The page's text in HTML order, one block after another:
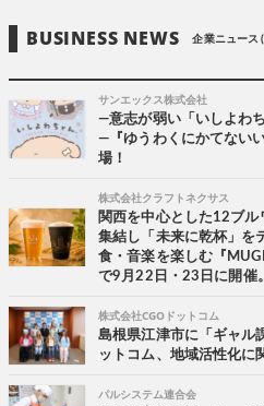
BUSINESS NEWS 企業ニュース
サンエックス株式会社
―意志が弱い「いしよわ
―『ゆうわくにかてない
場！
株式会社クラフトネクサス
関西を中心とした12ブ
集結し「未来に乾杯」を
食・音楽を楽しむ『
で9月22日・23日に開催。
株式会社CGOドットコム
島根県江津市に「ギャル
ットコム、地域活性化に
パルシステム連合会